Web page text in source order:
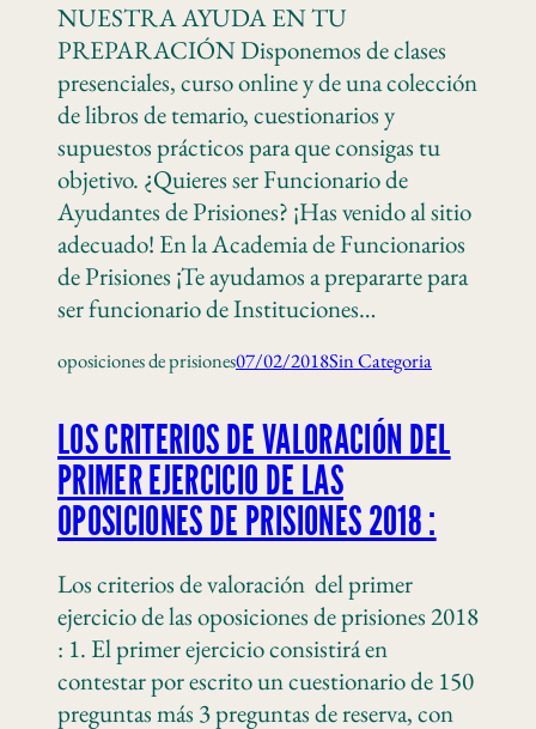
NUESTRA AYUDA EN TU
PREPARACIÓN Disponemos de clases
presenciales, curso online y de una colección
de libros de temario, cuestionarios y
supuestos prácticos para que consigas tu
objetivo. ¿Quieres ser Funcionario de
Ayudantes de Prisiones? ¡Has venido al sitio
adecuado! En la Academia de Funcionarios
de Prisiones ¡Te ayudamos a prepararte para
ser funcionario de Instituciones…
oposiciones de prisiones07/02/2018Sin Categoria
LOS CRITERIOS DE VALORACIÓN DEL
PRIMER EJERCICIO DE LAS
OPOSICIONES DE PRISIONES 2018 :
Los criterios de valoración del primer
ejercicio de las oposiciones de prisiones 2018
: 1. El primer ejercicio consistirá en
contestar por escrito un cuestionario de 150
preguntas más 3 preguntas de reserva, con